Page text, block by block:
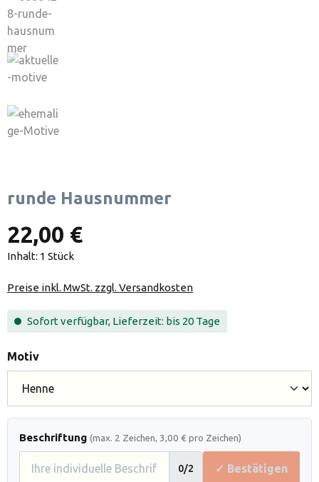
runde Hausnummer
22,00 €
Inhalt: 1 Stück
Preise inkl. MwSt. zzgl. Versandkosten
Sofort verfügbar, Lieferzeit: bis 20 Tage
Motivauswählen
Beschriftung (max. 2 Zeichen, 3,00 € pro Zeichen)
0/2 ✓ Bestätigen